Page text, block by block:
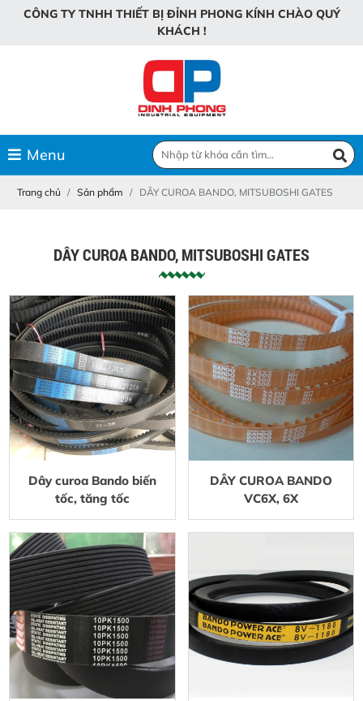
CÔNG TY TNHH THIẾT BỊ ĐỈNH PHONG KÍNH CHÀO QUÝ
KHÁCH !
Menu
Trang chủ Sản phẩm DÂY CUROA BANDO, MITSUBOSHI GATES
DÂY CUROA BANDO, MITSUBOSHI GATES
Dây curoa Bando biến
tốc, tăng tốc
DÂY CUROA BANDO
VC6X, 6X